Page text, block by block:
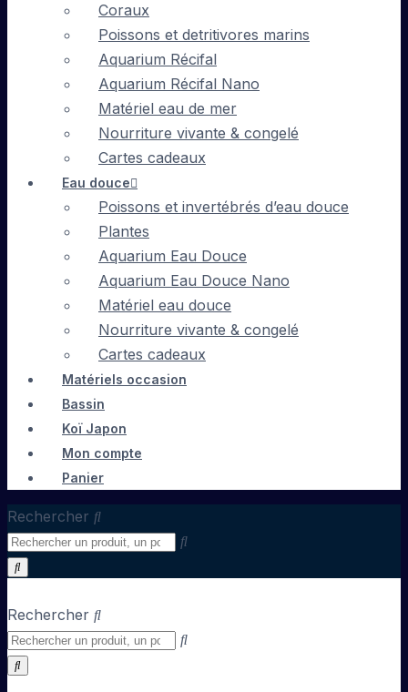
Coraux
Poissons et detritivores marins
Aquarium Récifal
Aquarium Récifal Nano
Matériel eau de mer
Nourriture vivante & congelé
Cartes cadeaux
Eau douce
Poissons et invertébrés d’eau douce
Plantes
Aquarium Eau Douce
Aquarium Eau Douce Nano
Matériel eau douce
Nourriture vivante & congelé
Cartes cadeaux
Matériels occasion
Bassin
Koï Japon
Mon compte
Panier
Rechercher
Rechercher